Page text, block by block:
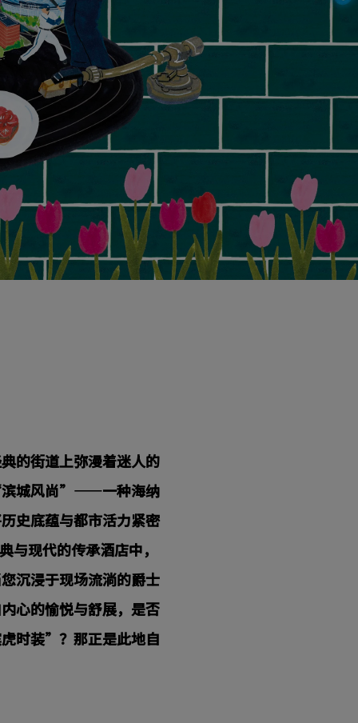
的街道上弥漫着迷人的
滨城风尚”——一种海纳
史底蕴与都市活力紧密
与现代的传承酒店中，
沉浸于现场流淌的爵士
心的愉悦与舒展，是否
时装”？那正是此地自